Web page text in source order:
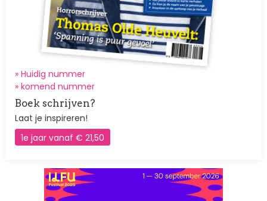
» Huidig nummer
» komend nummer
Boek schrijven?
Laat je inspireren!
1e jaar vanaf € 21,50